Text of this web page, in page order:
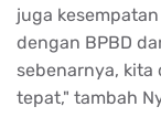
juga
dengan BPBD
sebenarnya, kita
tepat," tambah